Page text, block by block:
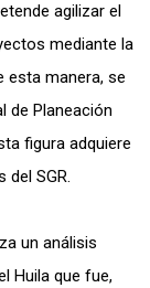
agilizar el
mediante la
esta manera, se
de Planeación
figura adquiere
SGR.
un análisis
Huila que fue,